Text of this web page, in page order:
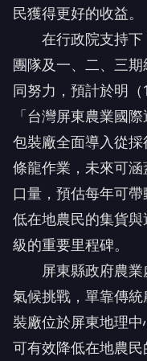
民獲得更好的收益。
在行政院支持下
團隊及一、二、三
同努力，預計於明
「台灣屏東農業國
包裝廠全面導入從
條龍作業，未來可
口量，預估每年可
低在地農民的集貨
級的重要里程碑。
屏東縣政府農業
氣候挑戰，單靠傳
裝廠位於屏東地理中
可有效降低在地農